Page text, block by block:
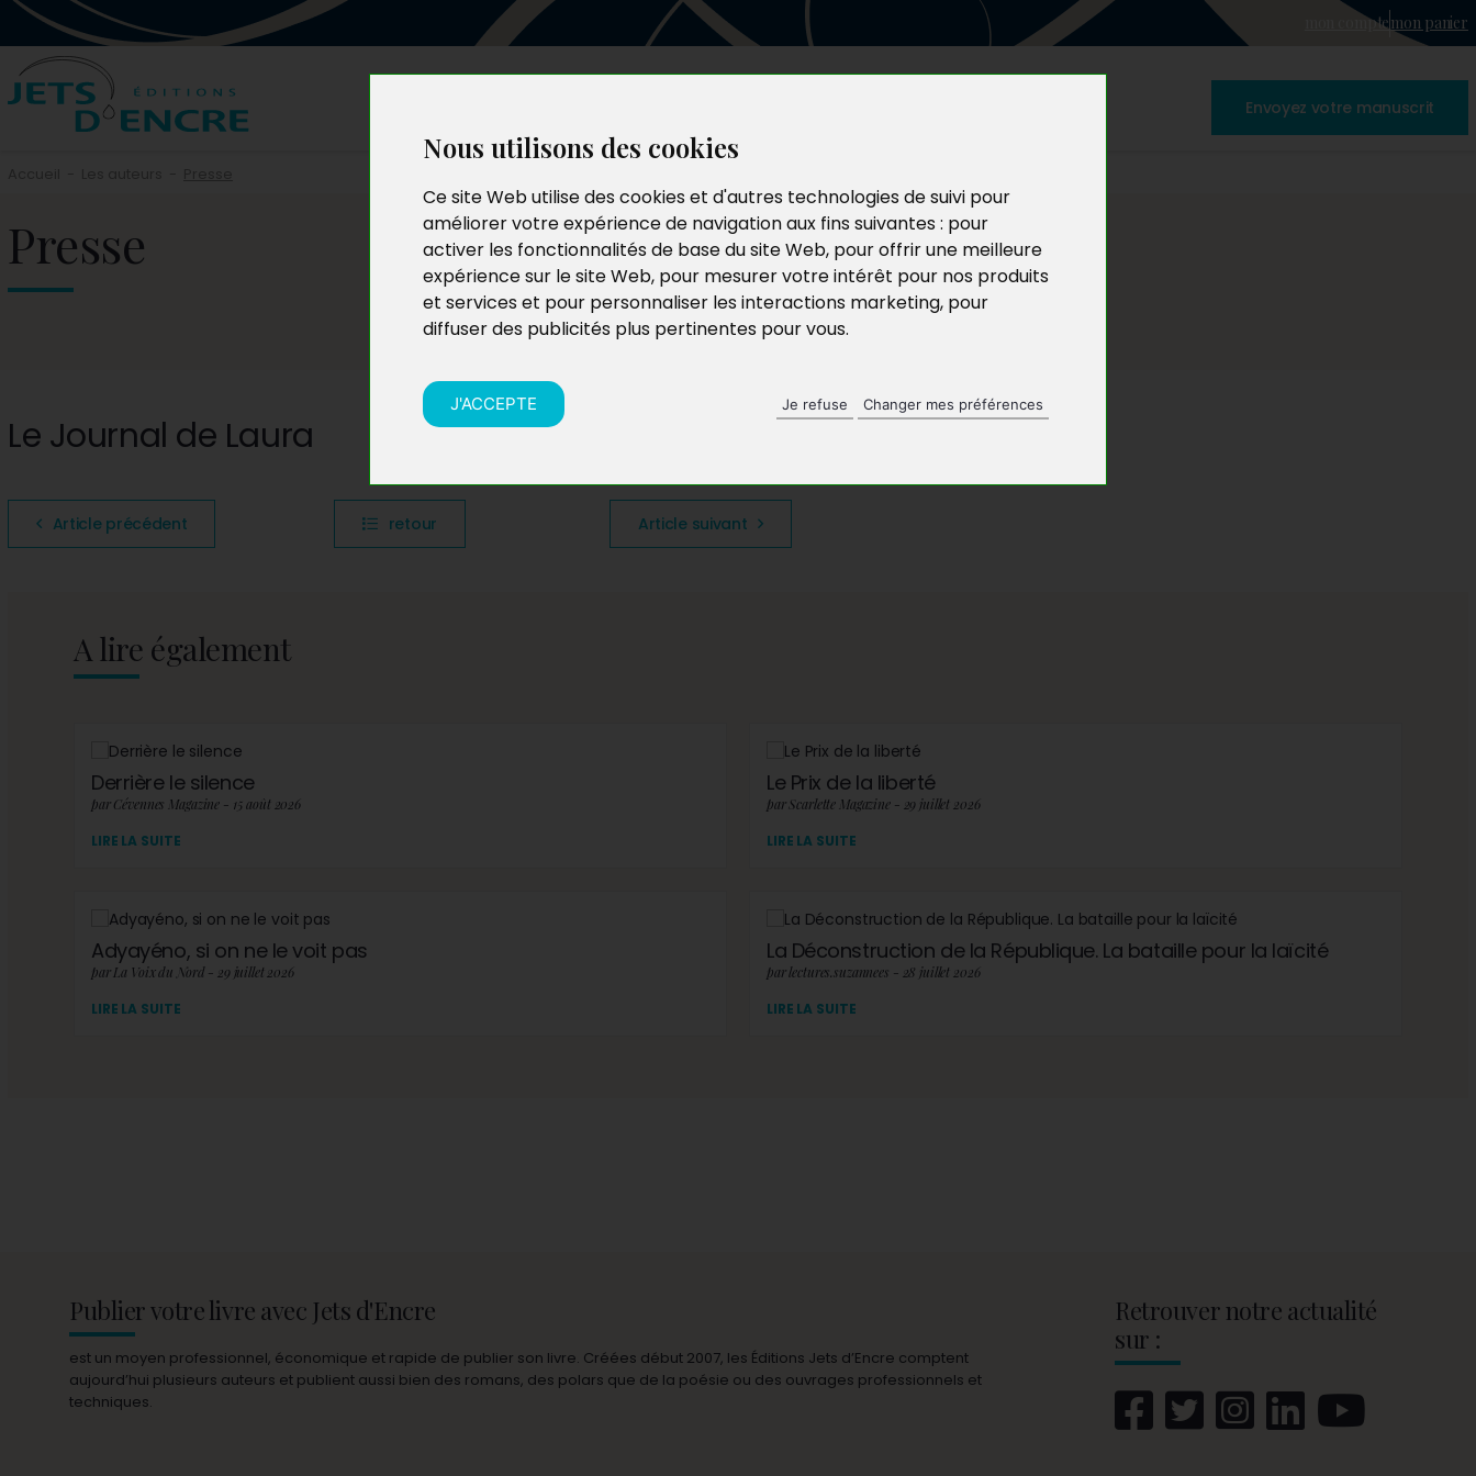
Nous utilisons des cookies
Ce site Web utilise des cookies et d'autres technologies de suivi pour
améliorer votre expérience de navigation aux fins suivantes : pour
activer les fonctionnalités de base du site Web, pour offrir une meilleure
expérience sur le site Web, pour mesurer votre intérêt pour nos produits
et services et pour personnaliser les interactions marketing, pour
diffuser des publicités plus pertinentes pour vous.
J'ACCEPTE Je refuse Changer mes préférences
mon comptemon panier
Envoyez votre manuscrit
Presse
Le Journal de Laura
Article précédent retour Article suivant
A lire également
Derrière le silence
par Cévennes Magazine - 15 août 2026
LIRE LA SUITE
Le Prix de la liberté
par Scarlette Magazine - 29 juillet 2026
LIRE LA SUITE
Adyayéno, si on ne le voit pas
par La Voix du Nord - 29 juillet 2026
LIRE LA SUITE
La Déconstruction de la République. La bataille pour la laïcité
par lectures.suzannees - 28 juillet 2026
LIRE LA SUITE
Publier votre livre avec Jets d'Encre
est un moyen professionnel, économique et rapide de publier son livre. Créées début 2007, les Éditions Jets d’Encre comptent
aujourd’hui plusieurs auteurs et publient aussi bien des romans, des polars que de la poésie ou des ouvrages professionnels et
techniques.
Retrouver notre actualité
sur :